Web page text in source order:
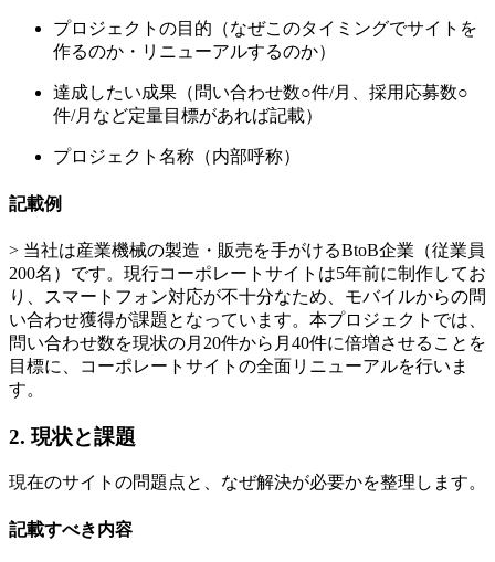
プロジェクトの目的（なぜこのタイミングでサイトを
作るのか・リニューアルするのか）
達成したい成果（問い合わせ数○件/月、採用応募数○
件/月など定量目標があれば記載）
プロジェクト名称（内部呼称）
記載例
> 当社は産業機械の製造・販売を手がけるBtoB企業（従業員
200名）です。現行コーポレートサイトは5年前に制作してお
り、スマートフォン対応が不十分なため、モバイルからの問
い合わせ獲得が課題となっています。本プロジェクトでは、
問い合わせ数を現状の月20件から月40件に倍増させることを
目標に、コーポレートサイトの全面リニューアルを行いま
す。
2. 現状と課題
現在のサイトの問題点と、なぜ解決が必要かを整理します。
記載すべき内容